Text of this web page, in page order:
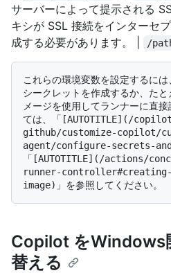
サーバーによって提示される
キシが SSL 接続をインターセ
成する必要があります。 |
/
これらの環境変数を設定するに
シークレットを作成するか、た
メージを使用してランナーに直
ては、「[AUTOTITLE](/
github/customize-copilot/
agent/configure-secrets-
「[AUTOTITLE](/actions/
runner-controller#creating-
Copilot をWindows
替える